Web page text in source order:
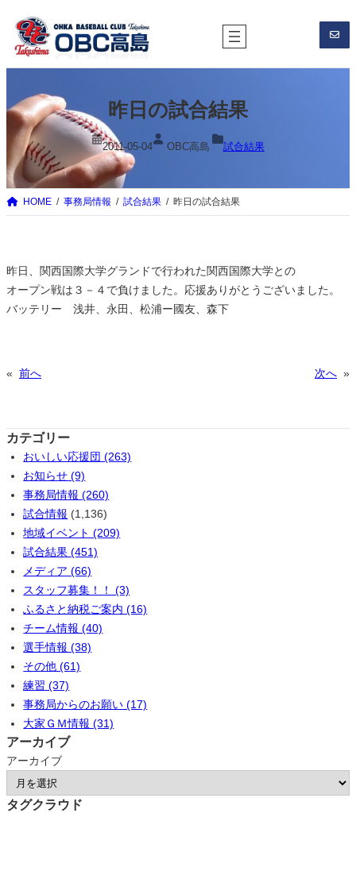
を
ス
ッ
昨日の試合結果
2011-05-04 OBC高島 試合結果
HOME 事務局情報 試合結果 昨日の試合結果
昨日、関西国際大学グランドで行われた関西国際大学との
オープン戦は３－４で負けました。応援ありがとうございました。
バッテリー 浅井、永田、松浦ー國友、森下
« 前へ 次へ »
カテゴリー
おいしい応援団 (263)
お知らせ (9)
事務局情報 (260)
試合情報 (1,136)
地域イベント (209)
試合結果 (451)
メディア (66)
スタッフ募集！！ (3)
ふるさと納税ご案内 (16)
チーム情報 (40)
選手情報 (38)
その他 (61)
練習 (37)
事務局からのお願い (17)
大家ＧＭ情報 (31)
アーカイブ
アーカイブ
タグクラウド